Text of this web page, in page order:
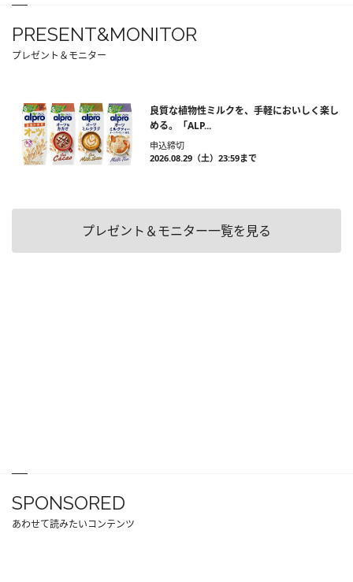
PRESENT&MONITOR
プレゼント＆モニター
良質な植物性ミルクを、手軽においしく楽し
める。「ALP...
申込締切
2026.08.29（土）23:59まで
プレゼント＆モニター一覧を見る
SPONSORED
あわせて読みたいコンテンツ